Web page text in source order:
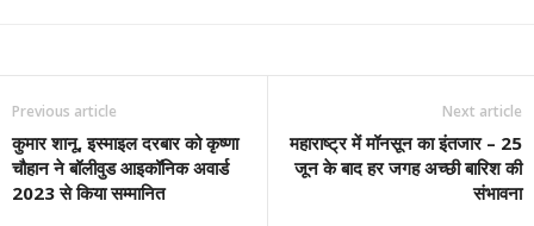
Previous article
कुमार शानू, इस्माइल दरबार को कृष्णा
चौहान ने बॉलीवुड आइकॉनिक अवार्ड
2023 से किया सम्मानित
Next article
महाराष्ट्र में मॉनसून का इंतजार – 25
जून के बाद हर जगह अच्छी बारिश की
संभावना